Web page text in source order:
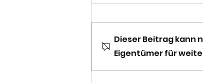
Dieser Beitrag kann
Eigentümer für